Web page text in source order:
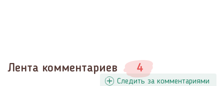
Лента комментариев 4
Следить за комментариями